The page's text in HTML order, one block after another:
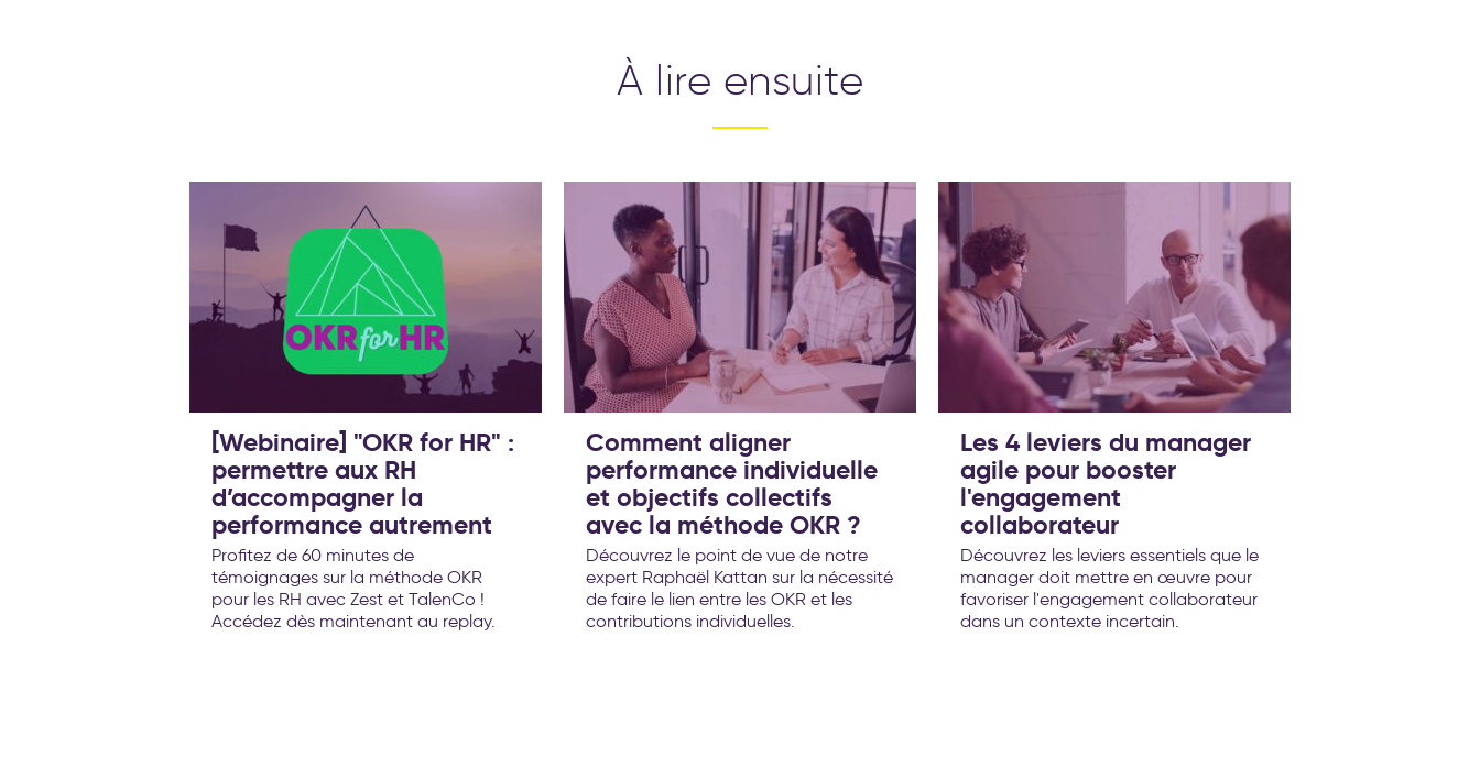
À lire ensuite
[Webinaire] "OKR for HR" :
permettre aux RH
d’accompagner la
performance autrement
Profitez de 60 minutes de
témoignages sur la méthode OKR
pour les RH avec Zest et TalenCo !
Accédez dès maintenant au replay.
Comment aligner
performance individuelle
et objectifs collectifs
avec la méthode OKR ?
Découvrez le point de vue de notre
expert Raphaël Kattan sur la nécessité
de faire le lien entre les OKR et les
contributions individuelles.
Les 4 leviers du manager
agile pour booster
l'engagement
collaborateur
Découvrez les leviers essentiels que le
manager doit mettre en œuvre pour
favoriser l'engagement collaborateur
dans un contexte incertain.